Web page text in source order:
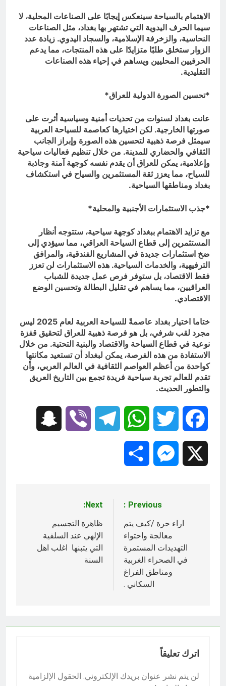
الاهتمام بالسياحة سينعكس إيجابًا على الصناعات المحلية، لا
سيما الحرف اليدوية التي تشتهر بها بغداد، مثل الصناعات
النحاسية، والزخرفة الإسلامية، والسجاد اليدوي. زيادة عدد
الزوار ستخلق طلبًا متزايدًا على هذه المنتجات، مما يدعم
الحرفيين المحليين ويساهم في إحياء هذه الصناعات
التقليدية.
*تحسين الصورة الدولية للعراق*
عانت بغداد لسنوات من تحديات أمنية وسياسية أثرت على
صورتها الخارجية. لكن اختيارها كعاصمة للسياحة العربية
سيمثل فرصة ذهبية لتحسين هذه الصورة وإبراز الجانب
الثقافي والحضاري للمدينة. من خلال تنظيم فعاليات سياحية
وإعلامية، يمكن للعراق أن يقدم نفسه كوجهة آمنة وجاذبة
للسياح، مما يعزز ثقة المستثمرين والسياح في استكشاف
بغداد ومناطقها السياحية.
*جذب الاستثمارات الأجنبية والمحلية*
مع تزايد الاهتمام ببغداد كوجهة سياحية، ستتوجه أنظار
المستثمرين إلى قطاع السياحة العراقي، مما سيؤدي إلى
ضخ استثمارات جديدة في المشاريع الفندقية، والمرافق
الترفيهية، والخدمات السياحية. هذه الاستثمارات لن تعزز
فقط الاقتصاد، بل ستوفر فرص عمل جديدة للشباب
العراقيين، مما يساهم في تقليل البطالة وتحسين الوضع
الاقتصادي.
ختاما اختيار بغداد عاصمةً للسياحة العربية لعام 2025 ليس
مجرد لقب شرفي، بل هو فرصة ذهبية للعراق لتحقيق قفزة
نوعية في قطاع السياحة والاقتصاد والبنية التحتية. من خلال
الاستفادة من هذه الفرصة، يمكن لبغداد أن تستعيد مكانتها
كواحدة من أعظم العواصم الثقافية في العالم العربي، وأن
تقدم للعالم تجربة سياحية فريدة تجمع بين التاريخ العريق
والتطور الحديث.
Facebook
Twitter
WhatsApp
Telegram
Viber
Messenger
المقالات
Previous:
اراء حرة /كيف يتم
معالجة واحتواء
التهديدات المستمرة
في الصحراء الغربية
ومناطق الفراغ
السكاني .
Next:
ظاهرة التجسيم
الإلهي عند السلفية
التي يتبنها اغلب اهل
السنة
اترك تعليقاً
لن يتم نشر عنوان بريدك الإلكتروني. الحقول الإلزامية